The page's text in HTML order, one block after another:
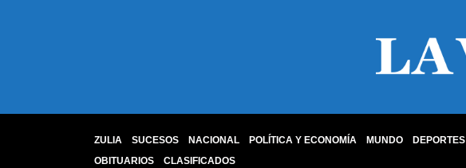
ZULIA SUCESOS NACIONAL POLÍTICA Y ECONOMÍA MUNDO DEPORTES
OBITUARIOS
CLASIFICADOS